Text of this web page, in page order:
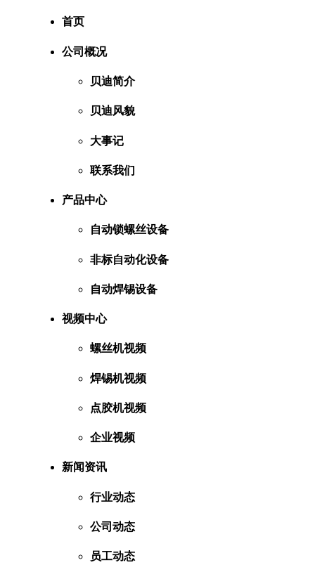
首页
公司概况
贝迪简介
贝迪风貌
大事记
联系我们
产品中心
自动锁螺丝设备
非标自动化设备
自动焊锡设备
视频中心
螺丝机视频
焊锡机视频
点胶机视频
企业视频
新闻资讯
行业动态
公司动态
员工动态